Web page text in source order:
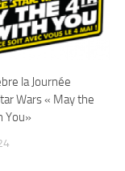
la Journée
Wars « May the
You»